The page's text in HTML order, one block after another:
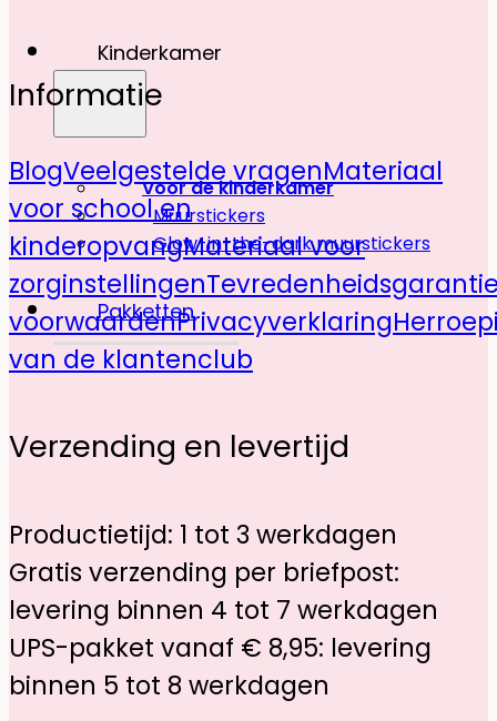
Kinderkamer
Voor de kinderkamer
Muurstickers
Glow-in-the-dark muurstickers
Pakketten
Informatie
BlogVeelgestelde vragenMateriaal
voor school en
kinderopvangMateriaal voor
zorginstellingen
voorwaardenPrivacyverklaring
van de klantenclub
Verzending en levertijd
Productietijd: 1 tot 3 werkdagen
Gratis verzending per briefpost:
levering binnen 4 tot 7 werkdagen
UPS-pakket vanaf € 8,95: levering
binnen 5 tot 8 werkdagen